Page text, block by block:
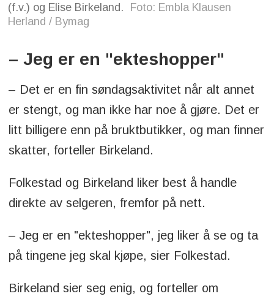
(f.v.) og Elise Birkeland.
Foto: Embla Klausen
Herland / Bymag
– Jeg er en "ekteshopper"
– Det er en fin søndagsaktivitet når alt annet
er stengt, og man ikke har noe å gjøre. Det er
litt billigere enn på bruktbutikker, og man finner
skatter, forteller Birkeland.
Folkestad og Birkeland liker best å handle
direkte av selgeren, fremfor på nett.
– Jeg er en "ekteshopper", jeg liker å se og ta
på tingene jeg skal kjøpe, sier Folkestad.
Birkeland sier seg enig, og forteller om